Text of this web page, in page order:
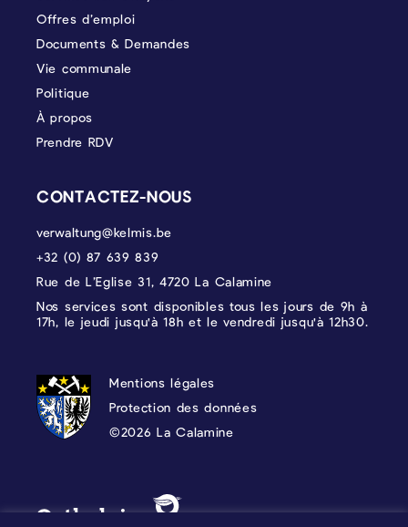
Offres d’emploi
Documents & Demandes
Vie communale
Politique
À propos
Prendre RDV
CONTACTEZ-NOUS
verwaltung@kelmis.be
+32 (0) 87 639 839
Rue de L’Eglise 31, 4720 La Calamine
Nos services sont disponibles tous les jours de 9h à
17h, le jeudi jusqu'à 18h et le vendredi jusqu'à 12h30.
PROTECTION DES DONNÉES, MENTIONS
Mentions légales
Protection des données
©2026 La Calamine